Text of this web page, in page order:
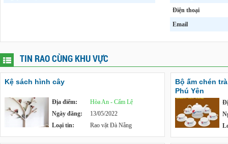
Điện thoại
Email
TIN RAO CÙNG KHU VỰC
Kệ sách hình cây
Địa điểm:
Hòa An - Cẩm Lệ
Ngày đăng:
13/05/2022
Loại tin:
Rao vặt Đà Nẵng
Bộ ấm chén
Phú Yên